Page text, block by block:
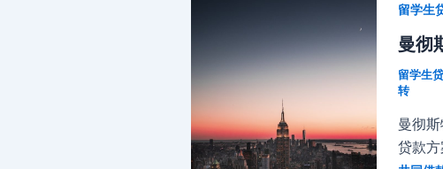
留学生
曼彻
留学生
转
曼彻
贷款